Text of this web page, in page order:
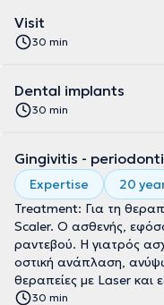
Visit
30 min
Dental implants
30 min
Gingivitis -
Expertise
20
Treatment: Για τη
Scaler. Ο ασθενής,
ραντεβού. Η γιατρός
οστική ανάπλαση,
θεραπείες με Laser και
30 min